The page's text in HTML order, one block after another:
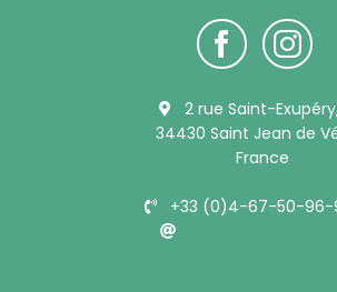
2 rue Saint-
34430 Saint Jean de
France
+33 (0)4-67-50-96-